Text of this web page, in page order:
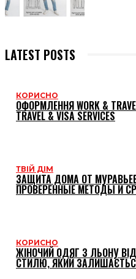
LATEST POSTS
КОРИСНО
ОФОРМЛЕННЯ WORK &
TRAVEL & VISA SERVICES
ТВІЙ ДІМ
ЗАЩИТА ДОМА ОТ
ПРОВЕРЕННЫЕ МЕТОДЫ И
КОРИСНО
ЖІНОЧИЙ ОДЯГ З ЛЬОНУ ВІД
СТИЛЮ, ЯКИЙ